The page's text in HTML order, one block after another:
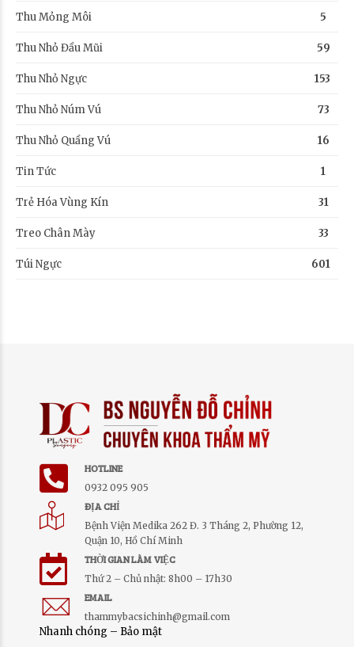
Thu Mỏng Môi 5
Thu Nhỏ Đầu Mũi 59
Thu Nhỏ Ngực 153
Thu Nhỏ Núm Vú 73
Thu Nhỏ Quầng Vú 16
Tin Tức 1
Trẻ Hóa Vùng Kín 31
Treo Chân Mày 33
Túi Ngực 601
HOTLINE
0932 095 905
ĐỊA CHỈ
Bệnh Viện Medika 262 Đ. 3 Tháng 2, Phường 12,
Quận 10, Hồ Chí Minh
THỜI GIAN LÀM VIỆC
Thứ 2 – Chủ nhật: 8h00 – 17h30
EMAIL
thammybacsichinh@gmail.com
Nhanh chóng – Bảo mật